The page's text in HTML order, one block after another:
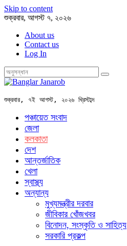
Skip to content
শুক্রবার, আগস্ট ৭, ২০২৬
About us
Contact us
Log In
শুক্রবার, ৭ই আগস্ট, ২০২৬ খ্রিস্টাব্দ
পঞ্চায়েত সংবাদ
জেলা
কলকাতা
দেশ
আন্তর্জাতিক
খেলা
স্বাস্থ্য
অন্যান্য
মুখ্যমন্ত্রীর দরবার
জীবিকার খোঁজখবর
বিনোদন, সংস্কৃতি ও সাহিত্য
সরকারি প্রকল্প